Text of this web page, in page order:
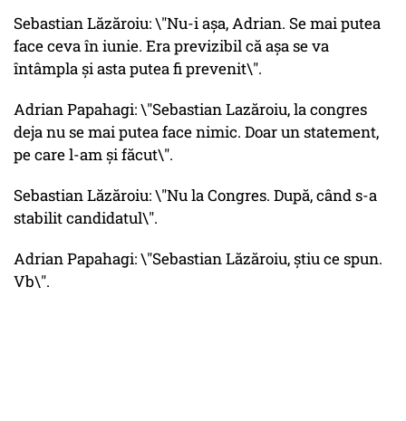
Sebastian Lăzăroiu: \"Nu-i așa, Adrian. Se mai putea
face ceva în iunie. Era previzibil că așa se va
întâmpla și asta putea fi prevenit\".
Adrian Papahagi: \"Sebastian Lazăroiu, la congres
deja nu se mai putea face nimic. Doar un statement,
pe care l-am și făcut\".
Sebastian Lăzăroiu: \"Nu la Congres. După, când s-a
stabilit candidatul\".
Adrian Papahagi: \"Sebastian Lăzăroiu, știu ce spun.
Vb\".